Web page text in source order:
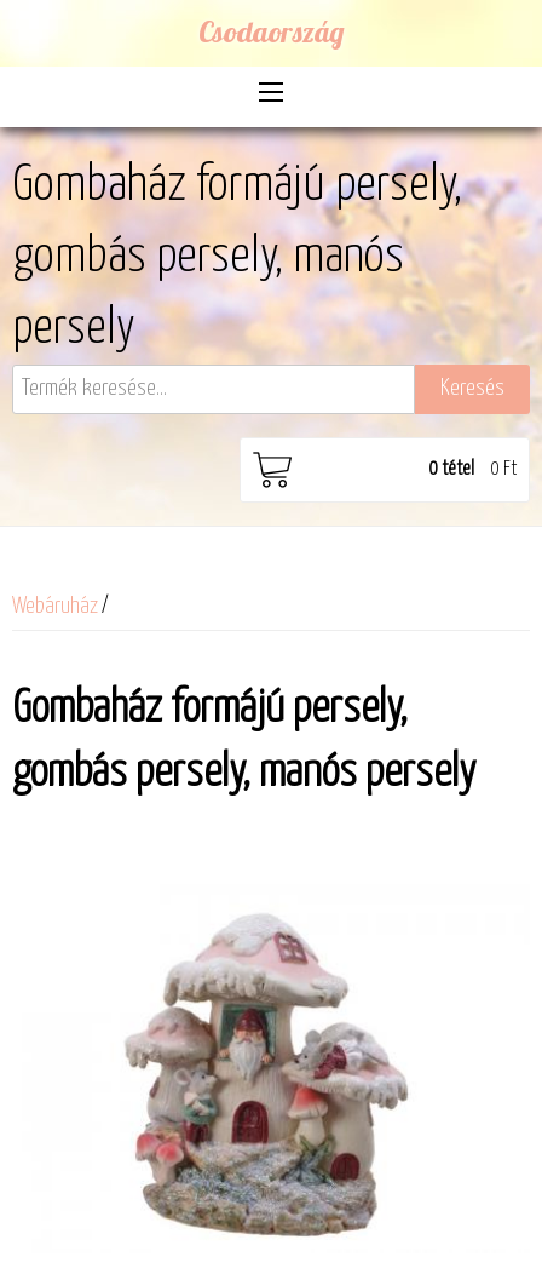
Csodaország
Gombaház formájú persely,
gombás persely, manós
persely
0tétel 0 Ft
Webáruház/
Gombaház formájú persely,
gombás persely, manós persely